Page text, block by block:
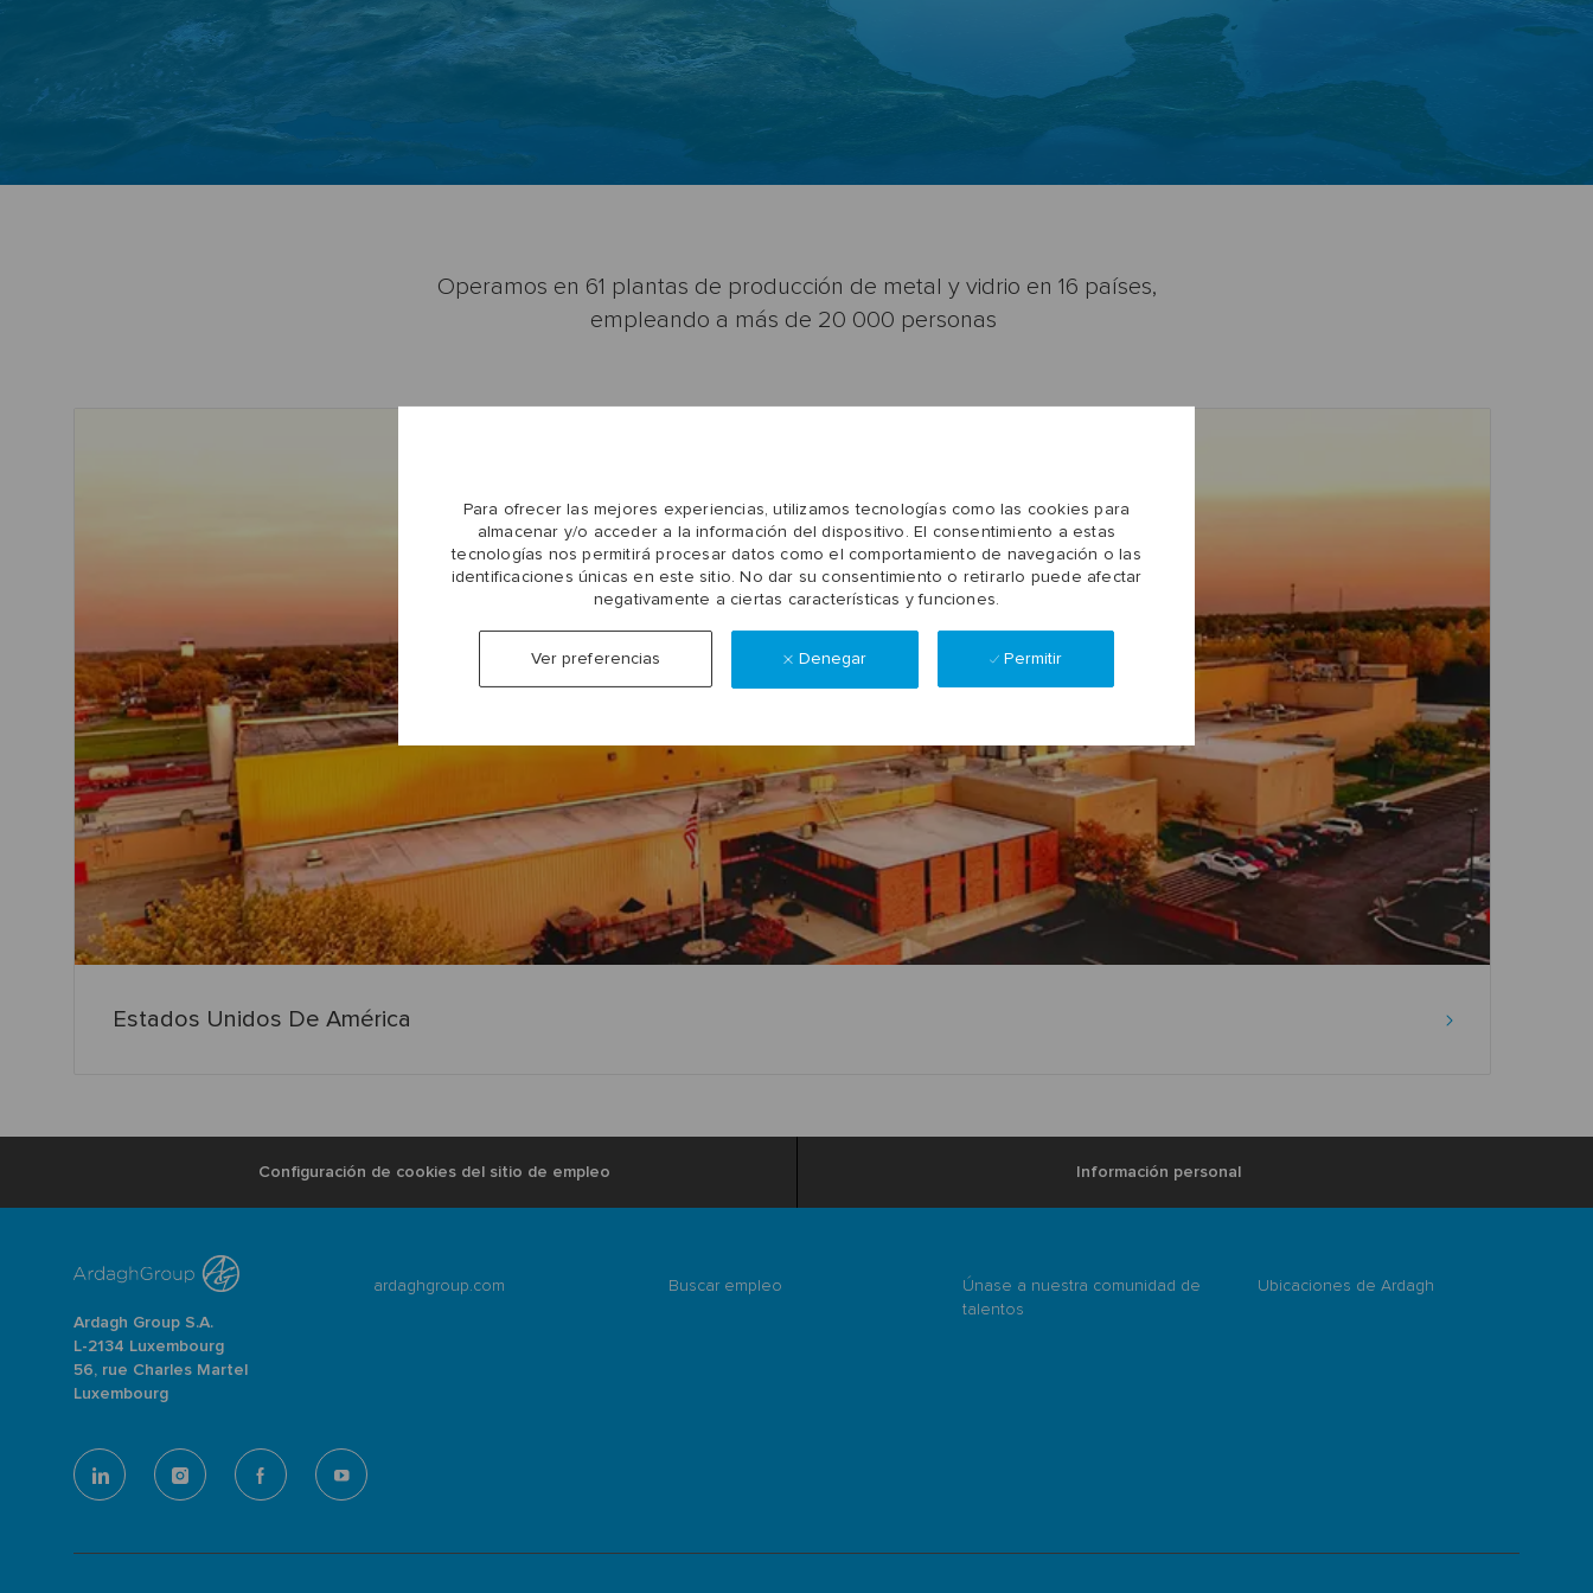
Para ofrecer las mejores experiencias, utilizamos tecnologías como las cookies para
almacenar y/o acceder a la información del dispositivo. El consentimiento a estas
tecnologías nos permitirá procesar datos como el comportamiento de navegación o las
identificaciones únicas en este sitio. No dar su consentimiento o retirarlo puede afectar
negativamente a ciertas características y funciones.
Ver preferencias Denegar Permitir
Operamos en 61 plantas de producción de metal y vidrio en 16 países,
empleando a más de 20 000 personas
Estados Unidos De América
career-
Configuración de cookies del sitio de empleo Información personal
Ardagh Group S.A.
L-2134 Luxembourg
56, rue Charles Martel
Luxembourg
ardaghgroup.com Buscar empleo
Únase a nuestra comunidad de
talentos
Ubicaciones de Ardagh
follow